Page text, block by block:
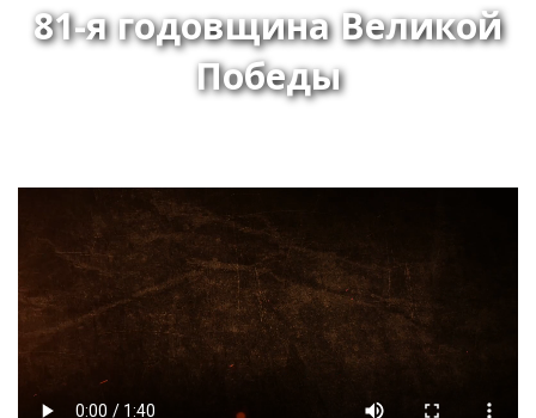
81-я годовщина Великой
Победы